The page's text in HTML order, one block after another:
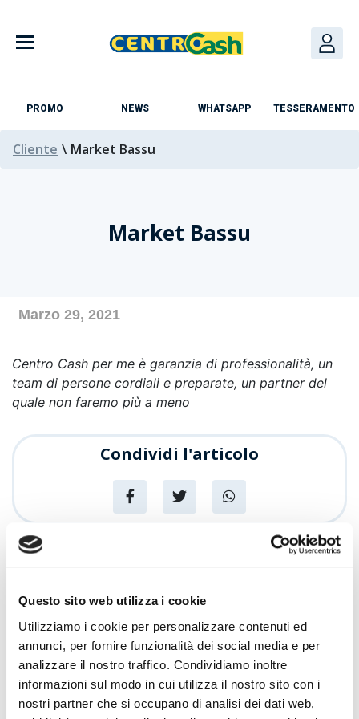
Questo sito web utilizza i cookie
Utilizziamo i cookie per personalizzare contenuti ed
annunci, per fornire funzionalità dei social media e per
analizzare il nostro traffico. Condividiamo inoltre
informazioni sul modo in cui utilizza il nostro sito con i
nostri partner che si occupano di analisi dei dati web,
content
PROMO NEWS WHATSAPP TESSERAMENTO
Cliente \ Market Bassu
Promozioni
Market Bassu
Marzo 29, 2021
Centro Cash per me è garanzia di professionalità, un
team di persone cordiali e preparate, un partner del
quale non faremo più a meno
Condividi l'articolo
Articoli recenti
Sempre più Buoni
Centro Cash Oristano si rinnova: più
spazio, più assortimento, più servizi